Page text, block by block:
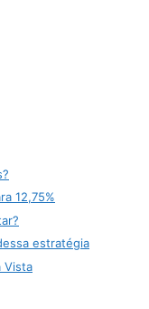
12,75%
estratégia
Vista